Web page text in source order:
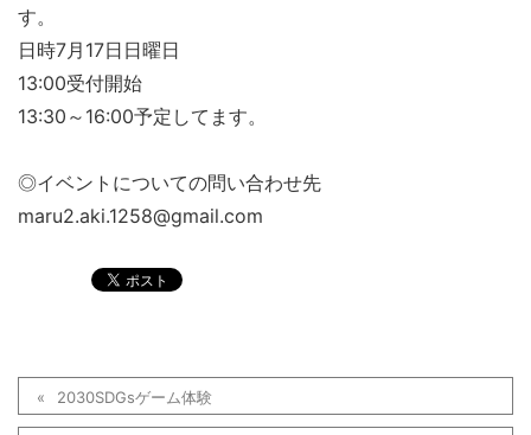
す。
日時7月17日日曜日
13:00受付開始
13:30～16:00予定してます。
◎イベントについての問い合わせ先
maru2.aki.1258@gmail.com
2030SDGsゲーム体験